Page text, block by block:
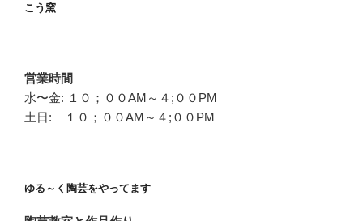
こう窯
営業時間
水〜金: １０；００AM～４;００PM
土日: １０；００AM～４;００PM
ゆる～く陶芸をやってます